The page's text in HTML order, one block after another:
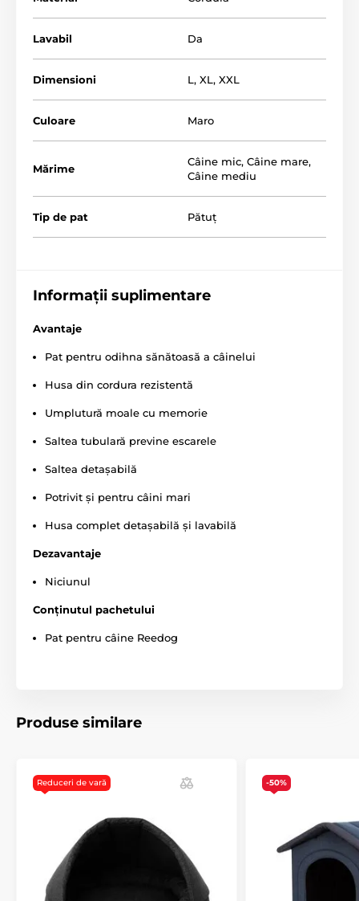
cusute manual.
salteaua tubulară, care protejează câinele împotriva
separat. Marginile ridicate oferă un spațiu confortabil
pentru câine. Umplutura moale din spumă de
este realizată din
spumă de polipropilenă.
poate fi aleasă cu ajutorul tabelului. (*Paturile noastre
pentru câini Reedog sunt cusute manual, astfel încât
Lavabil Da
Dimensioni L, XL, XXL
Culoare Maro
Mărime
Câine mic, Câine mare,
Câine mediu
Tip de pat Pătuț
Informații suplimentare
Avantaje
Pat pentru odihna sănătoasă a câinelui
Husa din cordura rezistentă
Umplutură moale cu memorie
Saltea tubulară previne escarele
Saltea detașabilă
Potrivit și pentru câini mari
Husa complet detașabilă și lavabilă
Dezavantaje
Niciunul
Conținutul pachetului
Pat pentru câine Reedog
Produse similare
Reduceri de vară -50%